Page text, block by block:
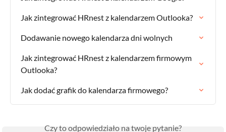
Jak zintegrować HRnest z kalendarzem Outlooka?
Dodawanie nowego kalendarza dni wolnych
Jak zintegrować HRnest z kalendarzem firmowym
Outlooka?
Jak dodać grafik do kalendarza firmowego?
Czy to odpowiedziało na twoje pytanie?